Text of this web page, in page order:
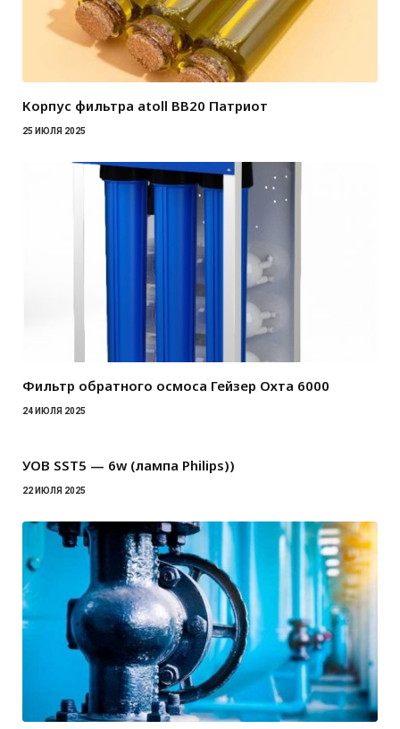
Корпус фильтра atoll BB20 Патриот
25 ИЮЛЯ 2025
Фильтр обратного осмоса Гейзер Охта 6000
24 ИЮЛЯ 2025
УОВ SST5 — 6w (лампа Philips))
22 ИЮЛЯ 2025